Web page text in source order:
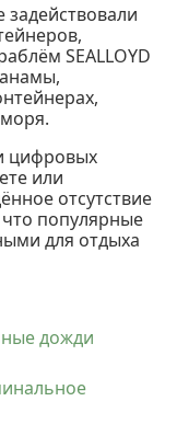
задействовали
SEALLOYD
цифровых
или
отсутствие
что популярные
для отдыха
дожди